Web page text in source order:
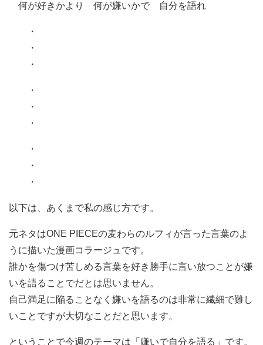
何が好きかより 何が嫌いかで 自分を語れ
・
・
・
・
・
・
・
・
・
以下は、あくまで私の感じ方です。
元ネタはONE PIECEの麦わらのルフィが言った言葉のよ
うに描いた漫画コラージュです。
誰かを傷つけ苦しめる言葉を好き勝手に言い放つことが嫌
いを語ることでだとは思いません。
自己満足に陥ることなく嫌いを語るのは非常に繊細で難し
いことですが大切なことだと思います。
ということで今週のテーマは「嫌いで自分を語る」です。